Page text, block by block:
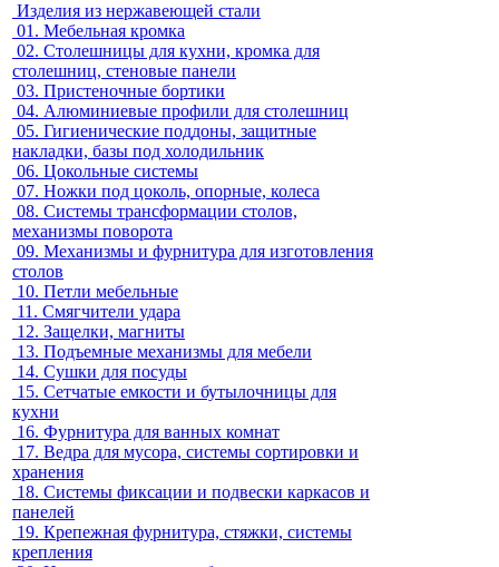
Изделия из нержавеющей стали
01. Мебельная кромка
02. Столешницы для кухни, кромка для
столешниц, стеновые панели
03. Пристеночные бортики
04. Алюминиевые профили для столешниц
05. Гигиенические поддоны, защитные
накладки, базы под холодильник
06. Цокольные системы
07. Ножки под цоколь, опорные, колеса
08. Системы трансформации столов,
механизмы поворота
09. Механизмы и фурнитура для изготовления
столов
10. Петли мебельные
11. Смягчители удара
12. Защелки, магниты
13. Подъемные механизмы для мебели
14. Сушки для посуды
15. Сетчатые емкости и бутылочницы для
кухни
16. Фурнитура для ванных комнат
17. Ведра для мусора, системы сортировки и
хранения
18. Системы фиксации и подвески каркасов и
панелей
19. Крепежная фурнитура, стяжки, системы
крепления